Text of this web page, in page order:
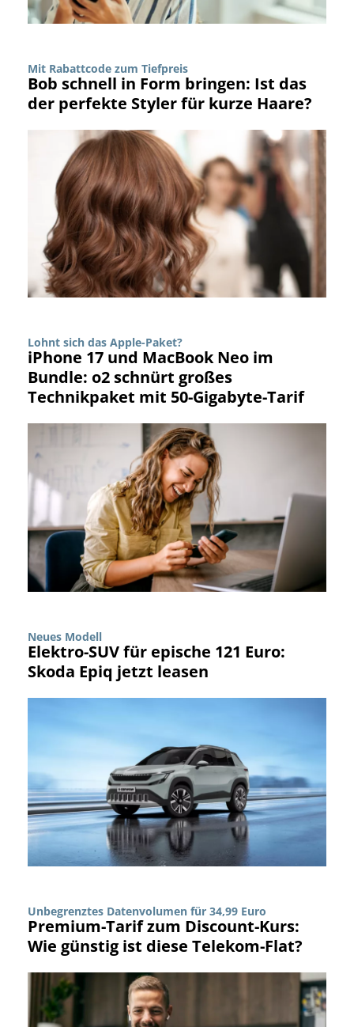
Mit Rabattcode zum Tiefpreis
Bob schnell in Form bringen: Ist das
der perfekte Styler für kurze Haare?
Lohnt sich das Apple-Paket?
iPhone 17 und MacBook Neo im
Bundle: o2 schnürt großes
Technikpaket mit 50-Gigabyte-Tarif
Neues Modell
Elektro-SUV für epische 121 Euro:
Skoda Epiq jetzt leasen
Unbegrenztes Datenvolumen für 34,99 Euro
Premium-Tarif zum Discount-Kurs:
Wie günstig ist diese Telekom-Flat?